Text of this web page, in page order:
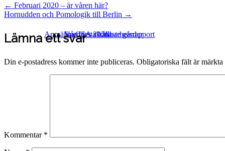
Sveriges skönaste gårdar
Vår första hållbarhetsrapport
Anmälan CSA 2026
Post
navigation
← Februari 2020 – är våren här?
Hornudden och Pomologik till Berlin →
Lämna ett svar
Din e-postadress kommer inte publiceras. Obligatoriska fält är märkta
Kommentar *